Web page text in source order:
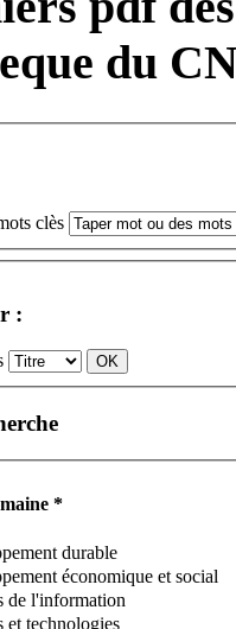
du
clès
:
*
durable
économique et social
de l'information
et technologies